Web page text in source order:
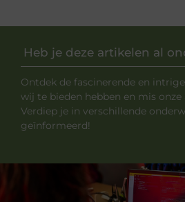
Heb je deze artikelen al
Ontdek de fascinerende en
wij te bieden hebben en mis
Verdiep je in verschillende
geïnformeerd!